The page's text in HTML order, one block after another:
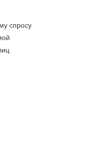
спросу